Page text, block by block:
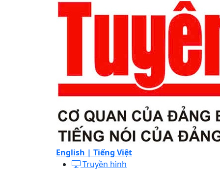
English | Tiếng Việt
Truyền hình